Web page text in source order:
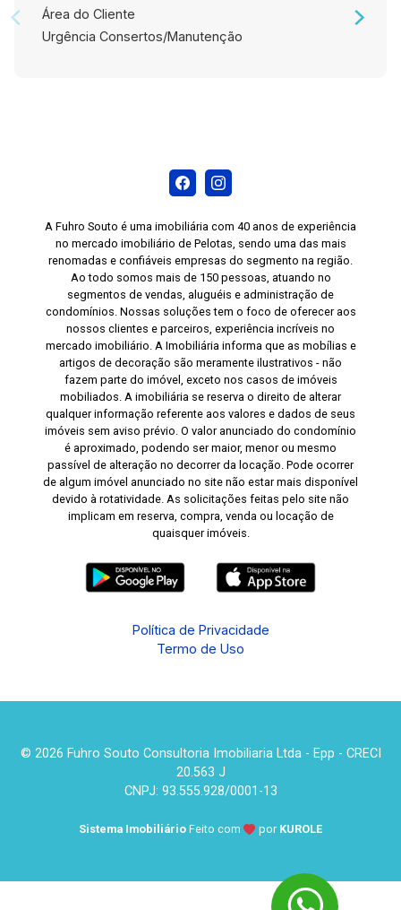
Área do Cliente
Urgência Consertos/Manutenção
A Fuhro Souto é uma imobiliária com 40 anos de experiência
no mercado imobiliário de Pelotas, sendo uma das mais
renomadas e confiáveis empresas do segmento na região.
Ao todo somos mais de 150 pessoas, atuando no
segmentos de vendas, aluguéis e administração de
condomínios. Nossas soluções tem o foco de oferecer aos
nossos clientes e parceiros, experiência incríveis no
mercado imobiliário. A Imobiliária informa que as mobílias e
artigos de decoração são meramente ilustrativos - não
fazem parte do imóvel, exceto nos casos de imóveis
mobiliados. A imobiliária se reserva o direito de alterar
qualquer informação referente aos valores e dados de seus
imóveis sem aviso prévio. O valor anunciado do condomínio
é aproximado, podendo ser maior, menor ou mesmo
passível de alteração no decorrer da locação. Pode ocorrer
de algum imóvel anunciado no site não estar mais disponível
devido à rotatividade. As solicitações feitas pelo site não
implicam em reserva, compra, venda ou locação de
quaisquer imóveis.
Política de Privacidade
Termo de Uso
© 2026 Fuhro Souto Consultoria Imobiliaria Ltda - Epp - CRECI
20.563 J
CNPJ: 93.555.928/0001-13
Sistema Imobiliário Feito com por KUROLE